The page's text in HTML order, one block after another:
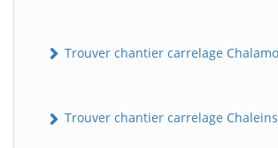
Trouver chantier carrelage
Trouver chantier carrelage Chaleins